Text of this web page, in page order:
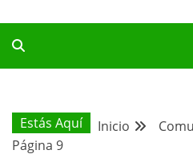
BLOG
Estás Aquí Inicio
Página 9